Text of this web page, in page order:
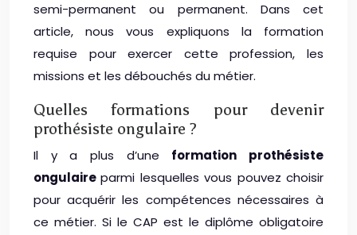
semi-permanent ou permanent. Dans cet
article, nous vous expliquons la formation
requise pour exercer cette profession, les
missions et les débouchés du métier.
Quelles formations pour devenir
prothésiste ongulaire ?
Il y a plus d’une formation prothésiste
ongulaireparmi lesquelles vous pouvez choisir
pour acquérir les compétences nécessaires à
ce métier. Si le CAP est le diplôme obligatoire